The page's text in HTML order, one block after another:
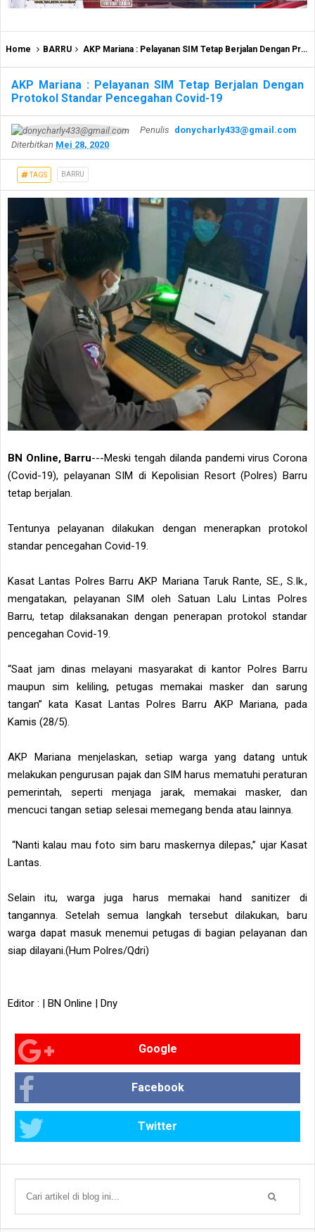
Home BARRU AKP Mariana : Pelayanan SIM Tetap Berjalan Dengan Protokol Standar Pencegahan Covid-19
AKP Mariana : Pelayanan SIM Tetap Berjalan Dengan
Protokol Standar Pencegahan Covid-19
Penulis donycharly433@gmail.com
Diterbitkan Mei 28, 2020
TAGS BARRU
BN Online, Barru---Meski tengah dilanda pandemi virus Corona
(Covid-19), pelayanan SIM di Kepolisian Resort (Polres) Barru
tetap berjalan.
Tentunya pelayanan dilakukan dengan menerapkan protokol
standar pencegahan Covid-19.
Kasat Lantas Polres Barru AKP Mariana Taruk Rante, SE., S.Ik.,
mengatakan, pelayanan SIM oleh Satuan Lalu Lintas Polres
Barru, tetap dilaksanakan dengan penerapan protokol standar
pencegahan Covid-19.
“Saat jam dinas melayani masyarakat di kantor Polres Barru
maupun sim keliling, petugas memakai masker dan sarung
tangan” kata Kasat Lantas Polres Barru AKP Mariana, pada
Kamis (28/5).
AKP Mariana menjelaskan, setiap warga yang datang untuk
melakukan pengurusan pajak dan SIM harus mematuhi peraturan
pemerintah, seperti menjaga jarak, memakai masker, dan
mencuci tangan setiap selesai memegang benda atau lainnya.
“Nanti kalau mau foto sim baru maskernya dilepas,” ujar Kasat
Lantas.
Selain itu, warga juga harus memakai hand sanitizer di
tangannya. Setelah semua langkah tersebut dilakukan, baru
warga dapat masuk menemui petugas di bagian pelayanan dan
siap dilayani.(Hum Polres/Qdri)
Editor : | BN Online | Dny
Google
Facebook
Twitter